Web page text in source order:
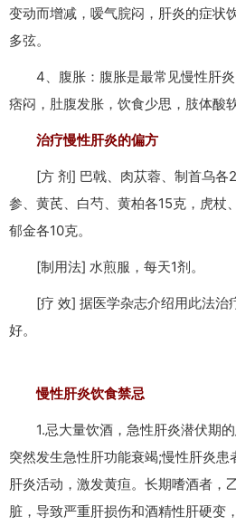
变动而增减，嗳气脘闷，肝炎的症状
多弦。
4、腹胀：腹胀是最常见慢性肝炎
痞闷，肚腹发胀，饮食少思，肢体酸
治疗慢性肝炎的偏方
[方 剂] 巴戟、肉苁蓉、制首乌各
参、黄芪、白芍、黄柏各15克，虎杖
郁金各10克。
[制用法] 水煎服，每天1剂。
[疗 效] 据医学杂志介绍用此法治
好。
慢性肝炎饮食禁忌
1.忌大量饮酒，急性肝炎潜伏期的
突然发生急性肝功能衰竭;慢性肝炎
肝炎活动，激发黄疸。长期嗜酒者，
脏，导致严重肝损伤和酒精性肝硬变